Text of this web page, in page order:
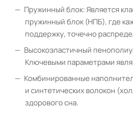
Пружинный блок: Является
пружинный блок (НПБ), где
поддержку, точечно
Высокоэластичный
Ключевыми параметрами
Комбинированные
и синтетических волокон
здорового сна.